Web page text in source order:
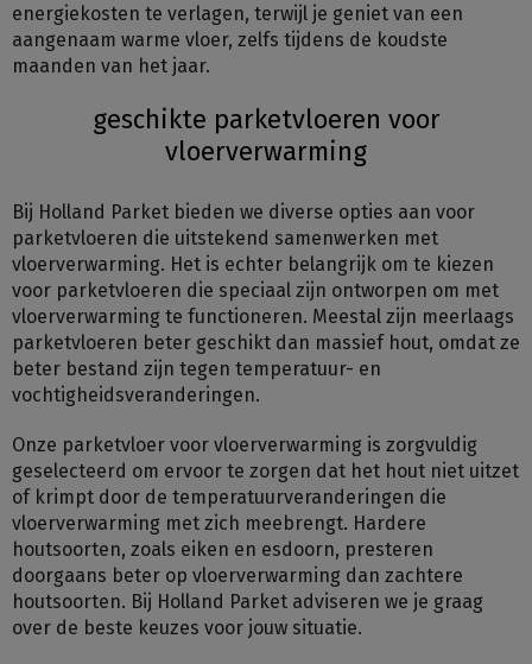
energiekosten te verlagen, terwijl je geniet van een
aangenaam warme vloer, zelfs tijdens de koudste
maanden van het jaar.
geschikte parketvloeren voor
vloerverwarming
Bij Holland Parket bieden we diverse opties aan voor
parketvloeren die uitstekend samenwerken met
vloerverwarming. Het is echter belangrijk om te kiezen
voor parketvloeren die speciaal zijn ontworpen om met
vloerverwarming te functioneren. Meestal zijn meerlaags
parketvloeren beter geschikt dan massief hout, omdat ze
beter bestand zijn tegen temperatuur- en
vochtigheidsveranderingen.
Onze parketvloer voor vloerverwarming is zorgvuldig
geselecteerd om ervoor te zorgen dat het hout niet uitzet
of krimpt door de temperatuurveranderingen die
vloerverwarming met zich meebrengt. Hardere
houtsoorten, zoals eiken en esdoorn, presteren
doorgaans beter op vloerverwarming dan zachtere
houtsoorten. Bij Holland Parket adviseren we je graag
over de beste keuzes voor jouw situatie.